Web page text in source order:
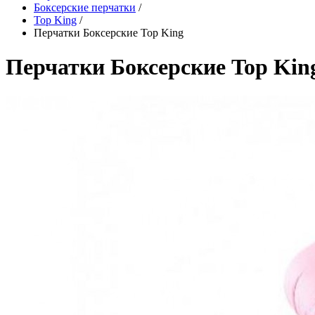
Боксерские перчатки /
Top King /
Перчатки Боксерские Top King
Перчатки Боксерские Top